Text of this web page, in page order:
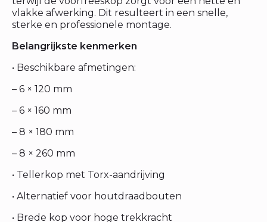
vlakke afwerking. Dit resulteert in een snelle,
sterke en professionele montage.
Belangrijkste kenmerken
• Beschikbare afmetingen:
– 6 × 120 mm
– 6 × 160 mm
– 8 × 180 mm
– 8 × 260 mm
• Tellerkop met Torx-aandrijving
• Alternatief voor houtdraadbouten
• Brede kop voor hoge trekkracht